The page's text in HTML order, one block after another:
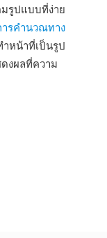
รูปแบบที่ง่าย
ารคำนวณทาง
ำหน้าที่เป็นรูป
งผลที่ความ